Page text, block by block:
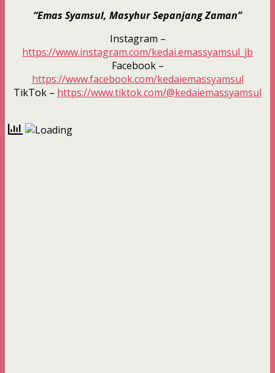
“Emas Syamsul, Masyhur Sepanjang Zaman”
Instagram –
https://www.instagram.com/kedai.emassyamsul_jb
Facebook –
https://www.facebook.com/kedaiemassyamsul
TikTok – https://www.tiktok.com/@kedaiemassyamsul